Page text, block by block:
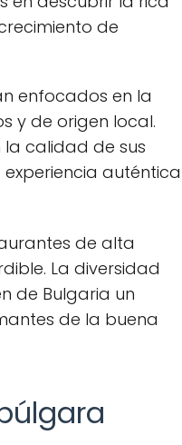
de
enfocados en la
y de origen local.
calidad de sus
auténtica
de alta
La diversidad
de Bulgaria un
de la buena